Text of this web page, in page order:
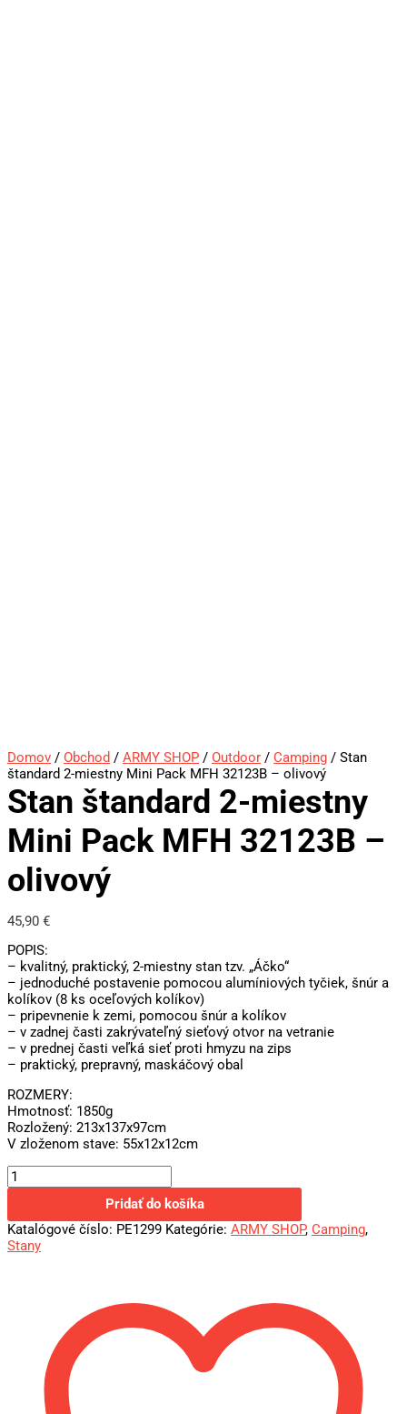
Domov / Obchod / ARMY SHOP / Outdoor / Camping / Stan
štandard 2-miestny Mini Pack MFH 32123B – olivový
Stan štandard 2-miestny
Mini Pack MFH 32123B –
olivový
45,90 €
POPIS:
– kvalitný, praktický, 2-miestny stan tzv. „Áčko“
– jednoduché postavenie pomocou alumíniových tyčiek, šnúr a
kolíkov (8 ks oceľových kolíkov)
– pripevnenie k zemi, pomocou šnúr a kolíkov
– v zadnej časti zakrývateľný sieťový otvor na vetranie
– v prednej časti veľká sieť proti hmyzu na zips
– praktický, prepravný, maskáčový obal
ROZMERY:
Hmotnosť: 1850g
Rozložený: 213x137x97cm
V zloženom stave: 55x12x12cm
Pridať do košíka
Katalógové číslo: PE1299 Kategórie: ARMY SHOP, Camping,
Stany